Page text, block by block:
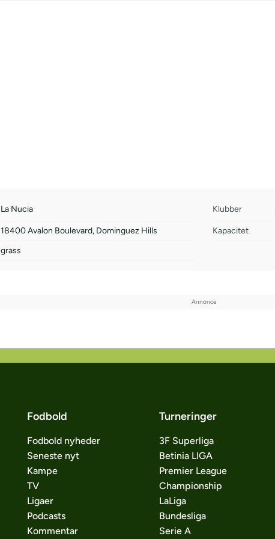
La Nucia Klubber
18400 Avalon Boulevard, Dominguez Hills Kapacitet
grass
Fodbold
Fodbold nyheder
Seneste nyt
Kampe
TV
Ligaer
Podcasts
Kommentar
Turneringer
3F Superliga
Betinia LIGA
Premier League
Championship
LaLiga
Bundesliga
Serie A